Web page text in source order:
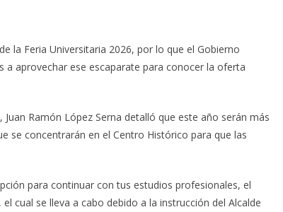
la Feria Universitaria 2026, por lo que el Gobierno
a aprovechar ese escaparate para conocer la oferta
Ramón López Serna detalló que este año serán más
se concentrarán en el Centro Histórico para que las
para continuar con tus estudios profesionales, el
cual se lleva a cabo debido a la instrucción del Alcalde